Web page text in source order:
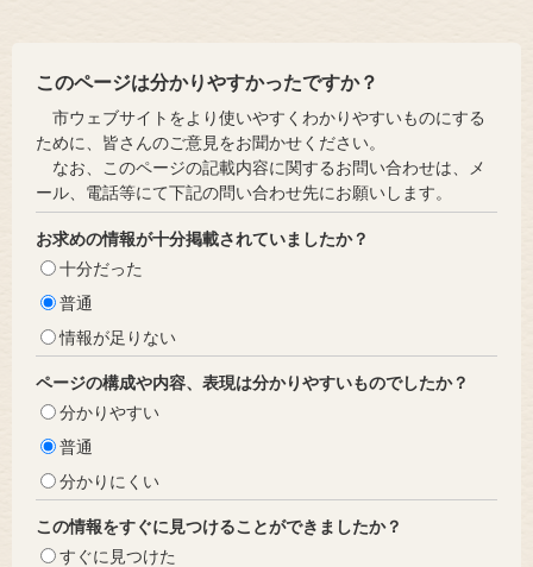
このページは分かりやすかったですか？
市ウェブサイトをより使いやすくわかりやすいものにする
ために、皆さんのご意見をお聞かせください。
なお、このページの記載内容に関するお問い合わせは、メ
ール、電話等にて下記の問い合わせ先にお願いします。
お求めの情報が十分掲載されていましたか？
十分だった
普通
情報が足りない
ページの構成や内容、表現は分かりやすいものでしたか？
分かりやすい
普通
分かりにくい
この情報をすぐに見つけることができましたか？
すぐに見つけた